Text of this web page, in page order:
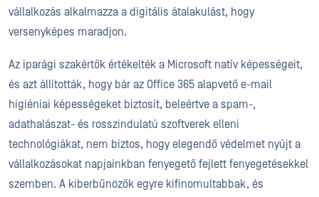
vállalkozás alkalmazza a digitális átalakulást, hogy
versenyképes maradjon.
Az iparági szakértők értékelték a Microsoft natív képességeit,
és azt állították, hogy bár az Office 365 alapvető e-mail
higiéniai képességeket biztosít, beleértve a spam-,
adathalászat- és rosszindulatú szoftverek elleni
technológiákat, nem biztos, hogy elegendő védelmet nyújt a
vállalkozásokat napjainkban fenyegető fejlett fenyegetésekkel
szemben. A kiberbűnözők egyre kifinomultabbak, és